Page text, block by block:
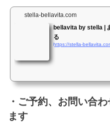
stella-bellavita.com
bellavita by stella |
る
https://stella-
・ご予約、お問い合
ます